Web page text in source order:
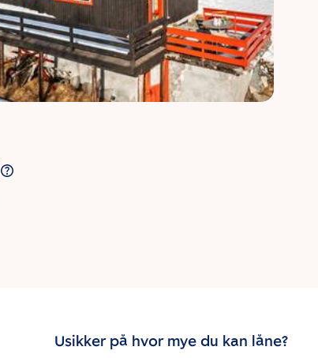
Usikker på hvor mye du kan låne?